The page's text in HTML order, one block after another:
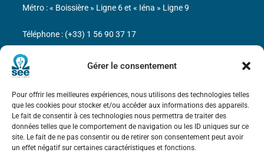
Gérer le consentement
Pour offrir les meilleures expériences, nous utilisons des technologies telles
que les cookies pour stocker et/ou accéder aux informations des appareils.
Le fait de consentir à ces technologies nous permettra de traiter des
données telles que le comportement de navigation ou les ID uniques sur ce
site. Le fait de ne pas consentir ou de retirer son consentement peut avoir
un effet négatif sur certaines caractéristiques et fonctions.
Bicentenaire des découvertes d’André-
Marie Ampère
Mentions légales
Métro : « Boissière » Ligne 6 et « Iéna » Ligne 9
Téléphone : (+33) 1 56 90 37 17
N° de SIREN : 785 393 232, Code APE : 9412Z TVA intra-
communautaire : FR44 785 393 232